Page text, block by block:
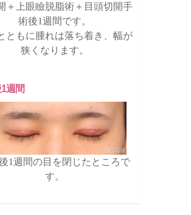
＋上眼瞼脱脂術＋目頭切開手
術後1週間です。
ともに腫れは落ち着き、幅が
狭くなります。
週間
1週間の目を閉じたところで
す。